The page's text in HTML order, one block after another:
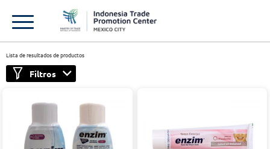
Lista de resultados de productos
Filtros